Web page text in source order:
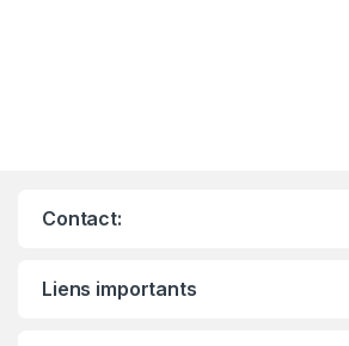
Contact:
Liens importants